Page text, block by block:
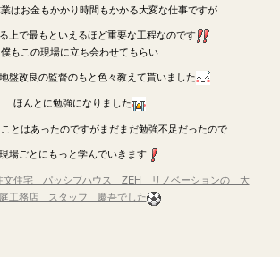
はお金もかかり時間もかかる大変な仕事ですが
上で最もといえるほど重要な工程なのです
僕もこの現場に立ち会わせてもらい
盤改良の監督のもと色々教えて貰いました
ほんとに勉強になりました
とはあったのですがまだまだ勉強不足だったので
現場ごとにもっと学んでいきます
住宅 パッシブハウス ZEH リノベーションの 大
庭工務店 スタッフ 慶吾でした